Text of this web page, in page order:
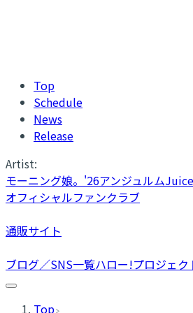
Top
Schedule
News
Release
Artist:
モーニング娘。'26アンジュルム
オフィシャルファンクラブ
通販サイト
ブログ／SNS一覧ハロー!プロジェク
Top